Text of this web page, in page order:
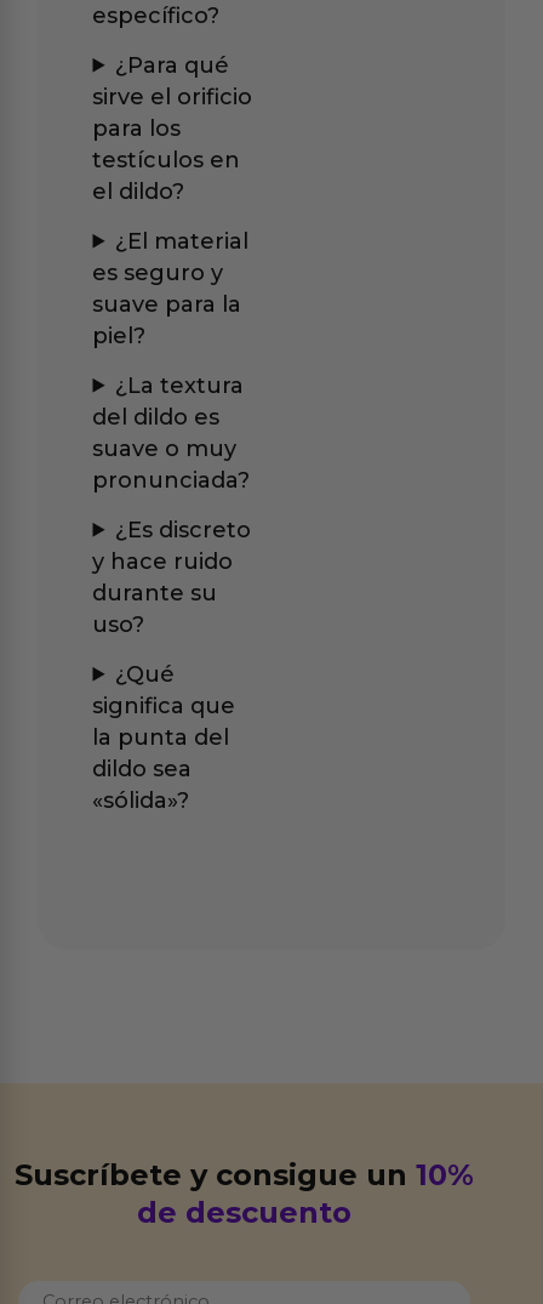
específico?
¿Para qué
sirve el orificio
para los
testículos en
el dildo?
¿El material
es seguro y
suave para la
piel?
¿La textura
del dildo es
suave o muy
pronunciada?
¿Es discreto
y hace ruido
durante su
uso?
¿Qué
significa que
la punta del
dildo sea
«sólida»?
Suscríbete y consigue un10%
de descuento